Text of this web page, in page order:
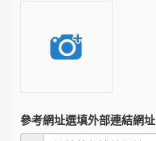
參考網址選填外部連結網址